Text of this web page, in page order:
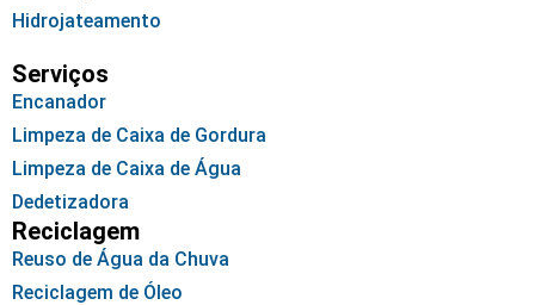
Hidrojateamento
Serviços
Encanador
Limpeza de Caixa de Gordura
Limpeza de Caixa de Água
Dedetizadora
Reciclagem
Reuso de Água da Chuva
Reciclagem de Óleo